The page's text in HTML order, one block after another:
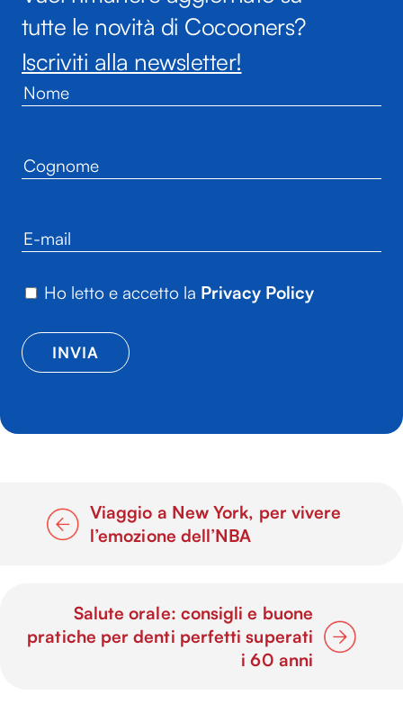
tutte le novità di Cocooners?
Iscriviti alla newsletter!
Ho letto e accetto la Privacy Policy
Viaggio a New York, per vivere
l’emozione dell’NBA
Salute orale: consigli e buone
pratiche per denti perfetti superati
i 60 anni